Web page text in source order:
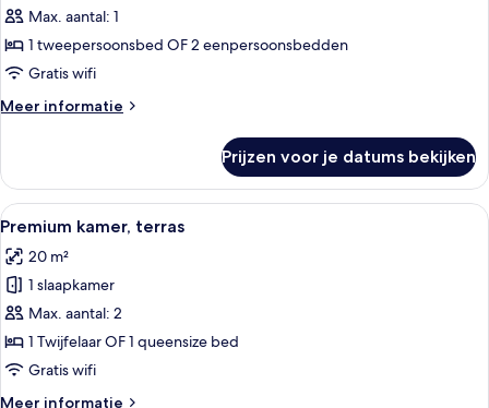
Superior
Room,
Single
laden
Max. aantal: 1
1 tweepersoonsbed OF 2 eenpersoonsbedden
Gratis wifi
Meer informatie
Meer
Room,
Single
Prijzen voor je datums bekijken
Alle
foto's
voor
Premium
kamer,
terras
laden
Een hotelkamer met een groot bed,
16
Premium kamer, terras
20 m²
1 slaapkamer
Max. aantal: 2
1 Twijfelaar OF 1 queensize bed
Gratis wifi
Meer informatie
Meer